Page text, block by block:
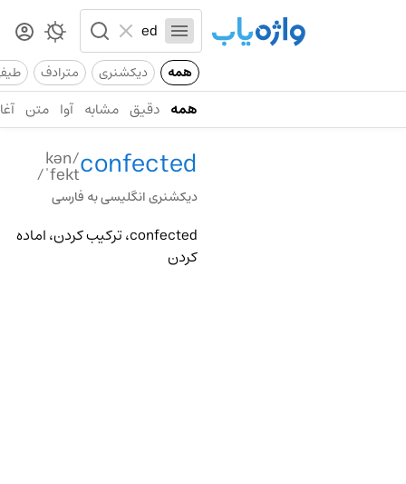
همه دیکشنری مترادف
همه دقیق مشابه آوا متن
confected
/kən
ˈfekt/
دیکشنری انگلیسی به فارسی
confected، ترکیب کردن، اماده
کردن